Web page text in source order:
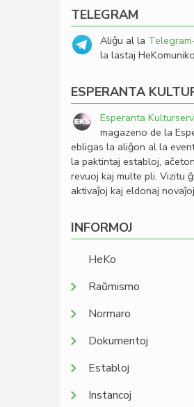
TELEGRAM
Aliĝu al la
la lastaj
ESPERANTA
Esperanta
magazeno de la
ebligas la aliĝon al la
la paktintaj establoj,
revuoj kaj multe pli. Vizitu
aktivaĵoj kaj eldonaj
INFORMOJ
HeKo
Raŭmismo
Normaro
Dokumentoj
Establoj
Instancoj